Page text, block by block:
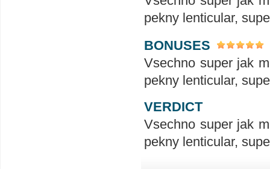
pekny lenticular,
BONUSES
Vsechno super jak
pekny lenticular,
VERDICT
Vsechno super jak
pekny lenticular,